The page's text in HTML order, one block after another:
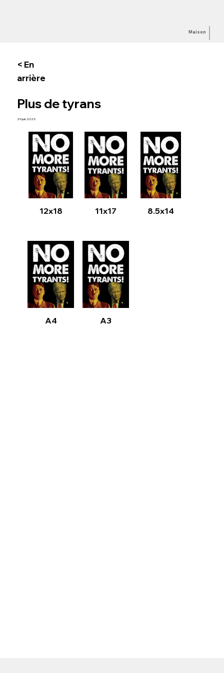
Maison
< En
arrière
Plus de tyrans
29 juin 2025
12x18 11x17 8.5x14
A4 A3